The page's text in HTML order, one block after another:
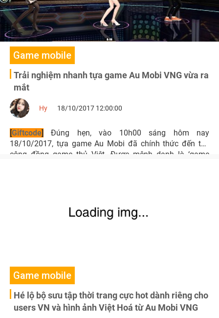
Game mobile
Trải nghiệm nhanh tựa game Au Mobi VNG vừa ra
mắt
Hy 18/10/2017 12:00:00
[Giftcode]
Đúng hẹn, vào 10h00 sáng hôm nay
18/10/2017, tựa game Au Mobi đã chính thức đến tay
cộng đồng game thủ Việt. Được mệnh danh là ‘game
Game mobile
Hé lộ bộ sưu tập thời trang cực hot dành riêng cho
users VN và hình ảnh Việt Hoá từ Au Mobi VNG